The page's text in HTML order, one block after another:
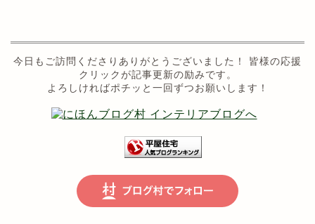
今日もご訪問くださりありがとうございました！ 皆様の応援
クリックが記事更新の励みです。
よろしければポチッと一回ずつお願いします！